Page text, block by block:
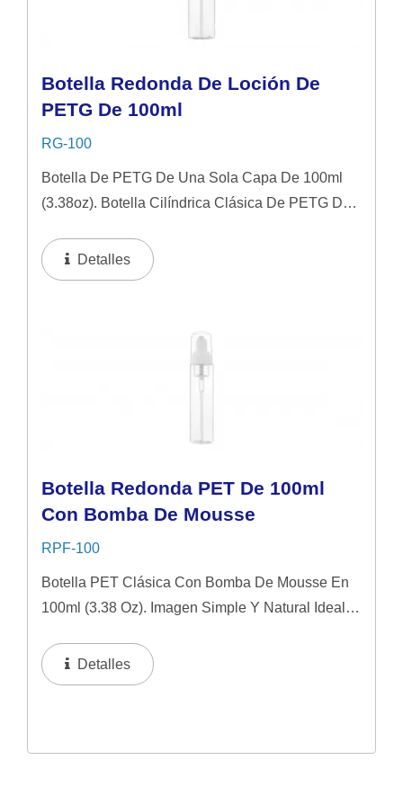
Botella Redonda De Loción De
PETG De 100ml
RG-100
Botella De PETG De Una Sola Capa De 100ml
(3.38oz). Botella Cilíndrica Clásica De PETG De
50ml Es Una Excelente Opción Para Juegos De
Regalo, Sueros Faciales,...
Detalles
Botella Redonda PET De 100ml
Con Bomba De Mousse
RPF-100
Botella PET Clásica Con Bomba De Mousse En
100ml (3.38 Oz). Imagen Simple Y Natural Ideal
Media.Detalles